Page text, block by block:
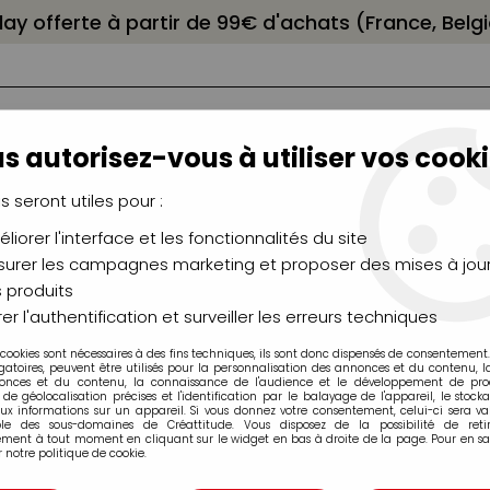
offerte à partir de 99€ d'achats (France,
CHÂSSIS
CHEVALETS
AÉROGRAPHIE
MODÉLISME
MOULAGE
de chine FABER CASTELL >PITT Artist Pen Brush Faber Castell
Artist Pen Brush Faber
autorisez-vous à utiliser vos
seront utiles pour :
l'interface et les fonctionnalités du site
les campagnes marketing et proposer des mises à
produits
l'authentification et surveiller les erreurs techniques
sont nécessaires à des fins techniques, ils sont donc dispensés de
peuvent être utilisés pour la personnalisation des annonces et du contenu,
et du contenu, la connaissance de l'audience et le développement de
de géolocalisation précises et l'identification par le balayage de l'appareil, le
informations sur un appareil. Si vous donnez votre consentement, celui-ci sera
des sous-domaines de Créattitude. Vous disposez de la possibilité de
à tout moment en cliquant sur le widget en bas à droite de la page. Pour en
notre politique de cookie.